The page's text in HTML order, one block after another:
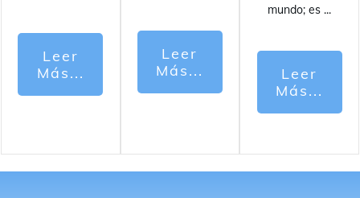
Leer
Más...
Leer
Más...
mundo; es ...
Leer
Más...